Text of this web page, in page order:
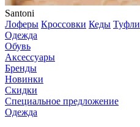
Santoni
Лоферы Кроссовки Кеды Туфли
Одежда
Обувь
Аксессуары
Бренды
Новинки
Скидки
Специальное предложение
Одежда